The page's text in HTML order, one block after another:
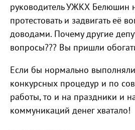
руководитель УЖКХ Белюшин
протестовать и задвигать её
доводами. Почему другие
вопросы??? Вы пришли
Если бы нормально
конкурсных процедур и по
работы, то и на праздники и
коммуникаций денег хватало!